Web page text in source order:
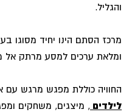
והגליל.
מרכז הסתם הינו יחיד מסוגו
ומלאת ערכים למסע מרתק אל
החוויה כוללת מפגש מרגש עם
לילדים , מיצגים, משחקים